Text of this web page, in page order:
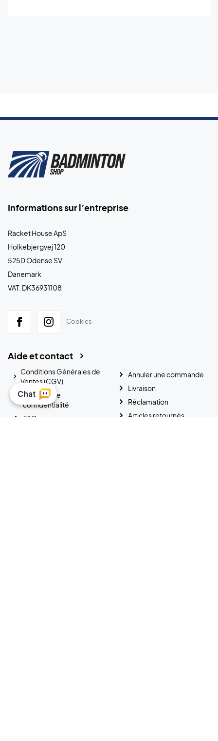
Informations sur l’entreprise
Racket House ApS
Holkebjergvej 120
5250 Odense SV
Danemark
VAT: DK36931108
Cookies
Aide et contact
Conditions Générales de
Ventes (CGV)
Politique de
confidentialité
FAQ
Annuler une commande
Livraison
Réclamation
Articles retournés